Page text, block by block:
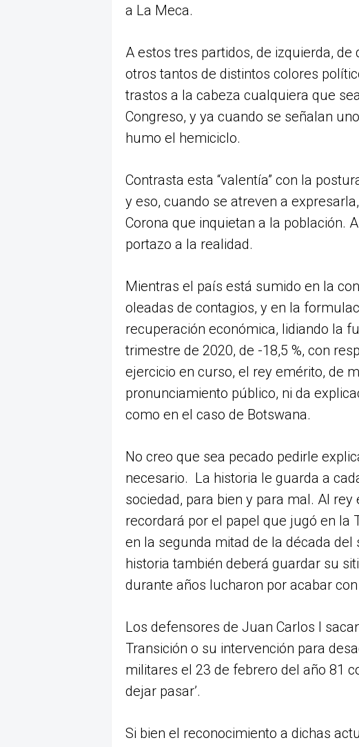
a La Meca.
A estos tres partidos, de izquierda,
otros tantos de distintos colores
trastos a la cabeza cualquiera que
Congreso, y ya cuando se señalan
humo el hemiciclo.
Contrasta esta “valentía” con la
y eso, cuando se atreven a
Corona que inquietan a la población.
portazo a la realidad.
Mientras el país está sumido en la
oleadas de contagios, y en la
recuperación económica, lidiando la
trimestre de 2020, de -18,5 %, con
ejercicio en curso, el rey emérito, de
pronunciamiento público, ni da
como en el caso de Botswana.
No creo que sea pecado pedirle
necesario. La historia le guarda a
sociedad, para bien y para mal. Al
recordará por el papel que jugó en la
en la segunda mitad de la década del
historia también deberá guardar su
durante años lucharon por acabar
Los defensores de Juan Carlos I
Transición o su intervención para
militares el 23 de febrero del año 81
dejar pasar’.
Si bien el reconocimiento a dichas